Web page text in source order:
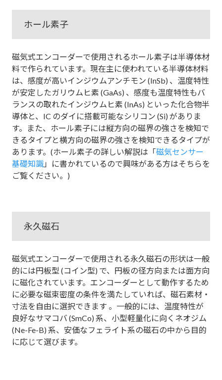
ホール素子
磁気式エンコーダーで使用されるホール素子は半導体材
料で作られています。現在主に使われている半導体材料
は、感度が高いインジウムアンチモン (InSb) 、温度特性
が安定したガリウムヒ素 (GaAs) 、感度も温度特性もバ
ランスの取れたインジウムヒ素 (InAs) といった化合物半
導体と、IC のダイに搭載可能なシリコン (Si) がありま
す。また、ホール素子には縦方向の磁界の強さを検知で
きるタイプと横方向の磁界の強さを検知できるタイプが
あります。(ホール素子の詳しい解説は「磁気センサー
基礎知識 」に書かれているので興味がある方はそちらを
ご覧ください。)
永久磁石
磁気式エンコーダーで使用される永久磁石の形状は一般
的には円板型 (コイン型) で、円板の径方向または面方向
に磁化されています。エンコーダーとして動作するため
に必要な磁束密度の条件を満たしていれば、磁石素材・
寸法を自由に選択できます 。一般的には、温度特性が
良好なサマコバ (SmCo) 系、小型軽量化に向くネオジム
(Ne-Fe-B) 系、安価なフェライト系の磁石の中から目的
に応じて選びます。